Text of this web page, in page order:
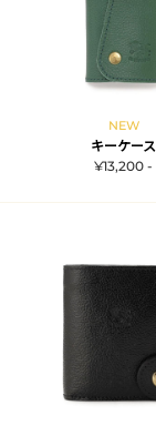
NEW
キーケース
¥13,200 -